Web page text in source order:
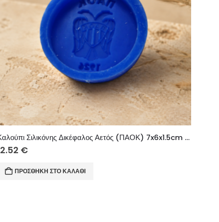
Καλούπι Σιλικόνης Δικέφαλος Αετός (ΠΑΟΚ) 7x6x1.5cm – Μπρελοκ
€
ΠΡΟΣΘΉΚΗ ΣΤΟ ΚΑΛΆΘΙ